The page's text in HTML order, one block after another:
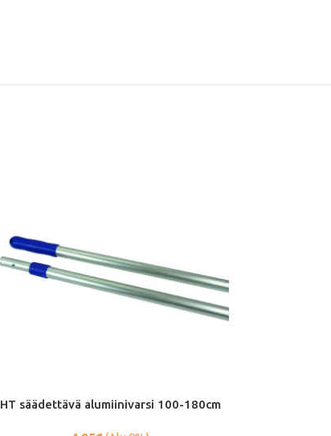
HT säädettävä alumiinivarsi 100-180cm